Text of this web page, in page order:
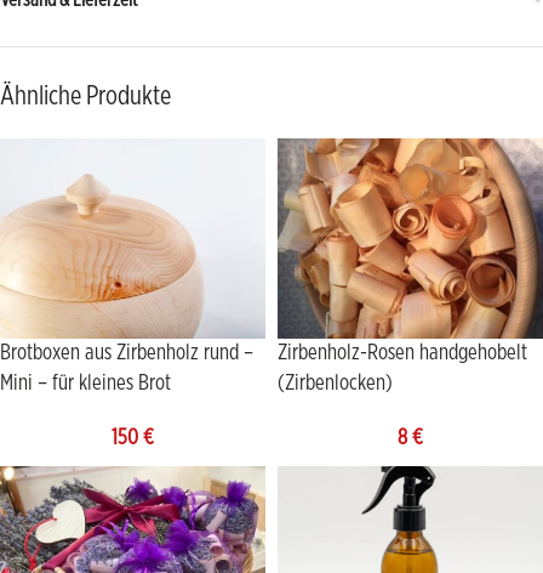
Ähnliche Produkte
Brotboxen aus Zirbenholz rund –
Mini – für kleines Brot
150 €
Zirbenholz-Rosen handgehobelt
(Zirbenlocken)
8€